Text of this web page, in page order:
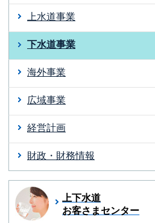
上水道事業
下水道事業
海外事業
広域事業
経営計画
財政・財務情報
上下水道
お客さまセンター